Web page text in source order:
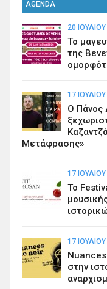
AGENDA
20
Το
της
17
Ο Πάνος
Μετάφρασης»
17
Το
17
στην